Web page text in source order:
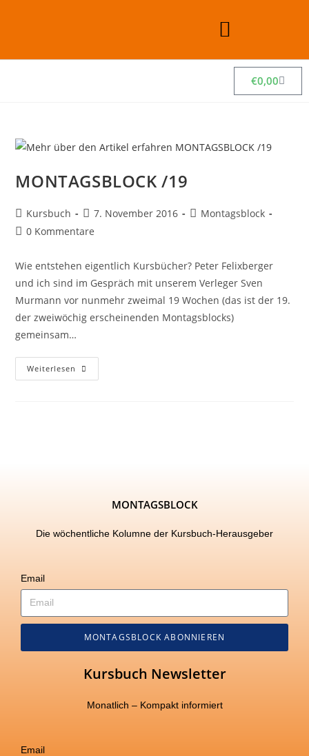
€0,00
MONTAGSBLOCK /19
Kursbuch 7. November 2016
Montagsblock
0 Kommentare
Wie entstehen eigentlich Kursbücher? Peter Felixberger
und ich sind im Gespräch mit unserem Verleger Sven
Murmann vor nunmehr zweimal 19 Wochen (das ist der 19.
der zweiwöchig erscheinenden Montagsblocks)
gemeinsam…
Weiterlesen
MONTAGSBLOCK
Die wöchentliche Kolumne der Kursbuch-Herausgeber
Email
MONTAGSBLOCK ABONNIEREN
Kursbuch Newsletter
Monatlich – Kompakt informiert
Email